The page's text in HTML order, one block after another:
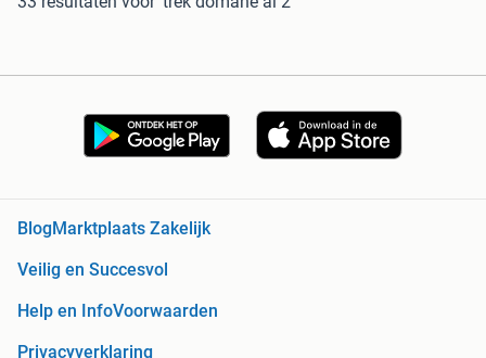
Blog Marktplaats Zakelijk
Veilig en Succesvol
Help en InfoVoorwaarden
Privacyverklaring